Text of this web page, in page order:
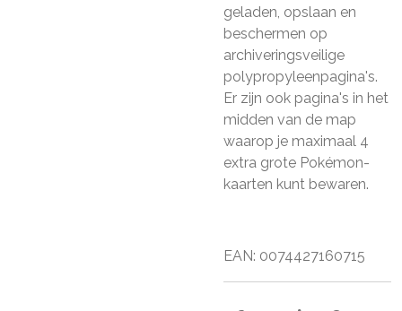
geladen, opslaan en
beschermen op
archiveringsveilige
polypropyleenpagina's.
Er zijn ook pagina's in het
midden van de map
waarop je maximaal 4
extra grote Pokémon-
kaarten kunt bewaren.
EAN: 0074427160715